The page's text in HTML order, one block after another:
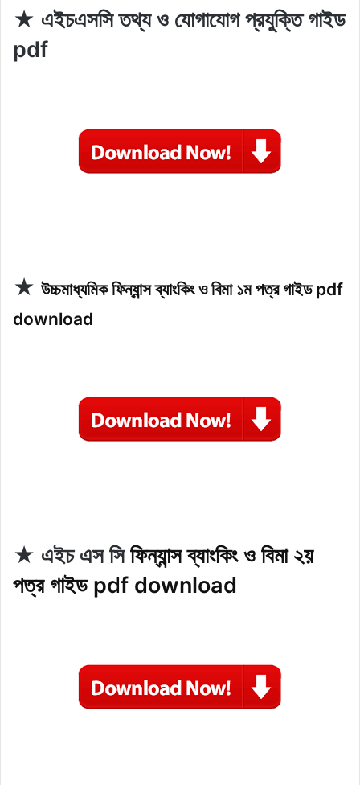
★ এইচএসসি তথ্য ও যোগাযোগ প্রযুক্তি গাইড
pdf
★ উচ্চমাধ্যমিক ফিন্যান্স ব্যাংকিং ও বিমা ১ম পত্র গাইড pdf
download
★ এইচ এস সিফিন্যান্স ব্যাংকিং ও বিমা ২য়
পত্র গাইড pdf download